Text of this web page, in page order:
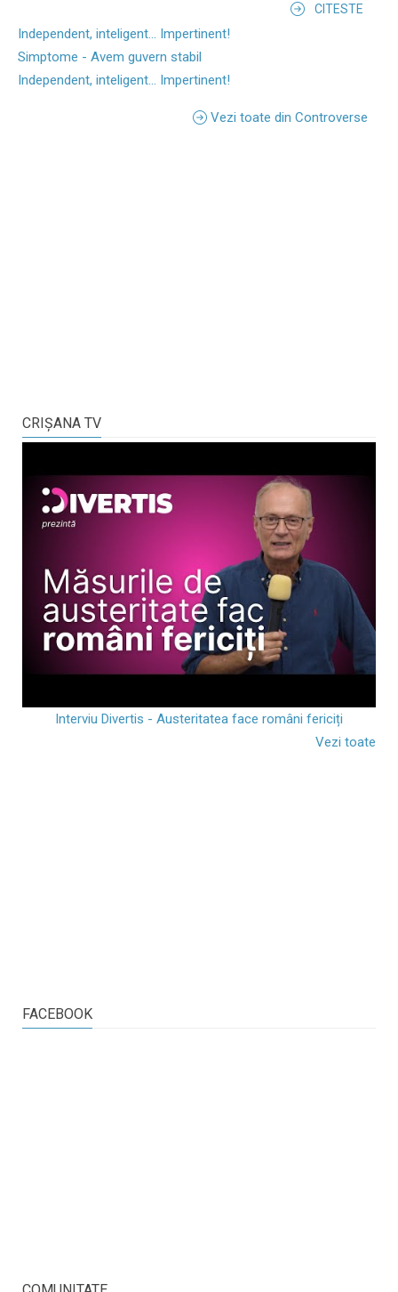
CITESTE
Independent, inteligent... Impertinent!
Simptome - Avem guvern stabil
Independent, inteligent... Impertinent!
Vezi toate din Controverse
CRIŞANA TV
Interviu Divertis - Austeritatea face români fericiți
Vezi toate
FACEBOOK